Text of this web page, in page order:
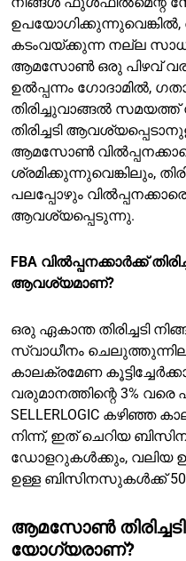
കടംവയ്ക്കുന്ന നല്ല
ആമസോൺ ഒരു പിഴവ്
ഉൽപ്പന്നം ഗോദാമിൽ,
തിരിച്ചുവാങ്ങൽ സമയത്ത്
തിരിച്ചടി
ആമസോൺ
ശ്രമിക്കുന്നുവെങ്കിലും,
പലപ്പോഴും
ആവശ്യപ്പെടുന്നു.
FBA വിൽപ്പനക്കാർക്ക്
ആവശ്യമാണ്?
ഒരു ഏകാന്ത തിരിച്ചടി
സ്വാധീനം
കാലക്രമേണ
വരുമാനത്തിന്റെ 3%
SELLERLOGIC കഴിഞ്ഞ
നിന്ന്, ഇത് ചെറിയ
ഡോളറുകൾക്കും, വലിയ
ഉള്ള ബിസിനസുകൾക്ക്
ആമസോൺ
യോഗ്യരാണ്?